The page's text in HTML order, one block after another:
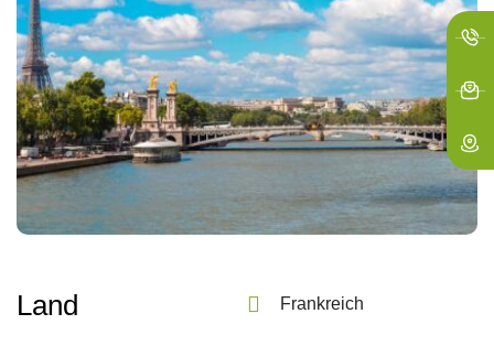
Land Frankreich